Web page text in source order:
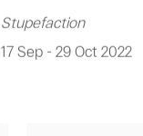
Stupefaction
17 Sep - 29 Oct 2022